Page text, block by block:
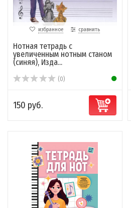
избранное сравнить
Нотная тетрадь с
увеличенным нотным станом
(синяя), Изда...
(0)
150 руб.